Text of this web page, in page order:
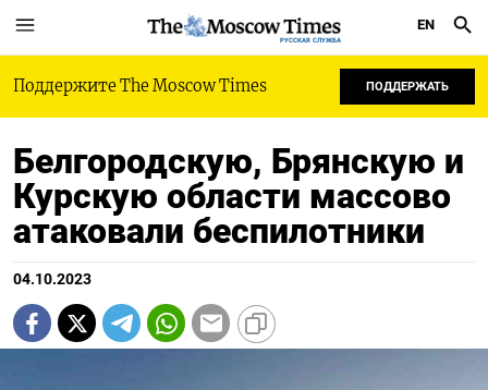
РУССКАЯ СЛУЖБА
EN
Поддержите The Moscow Times ПОДДЕРЖАТЬ
Белгородскую, Брянскую и
Курскую области массово
атаковали беспилотники
04.10.2023